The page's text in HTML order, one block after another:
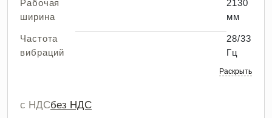
Рабочая
ширина
2130
мм
Частота
вибраций
28/33
Гц
Раскрыть
с НДСбез НДС